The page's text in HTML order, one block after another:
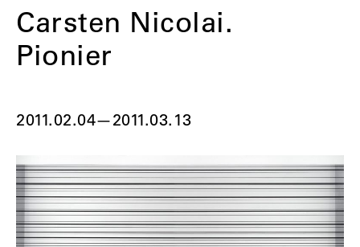
Carsten Nicolai.
Pionier
2011.02.04—2011.03.13